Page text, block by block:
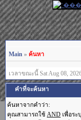
Main » ค้นหา
เวลาขณะนี้ Sat Aug 08,
คำที่จะค้นหา
ค้นหาจากคำว่า:
คุณสามารถใช้ AND เพื่อร